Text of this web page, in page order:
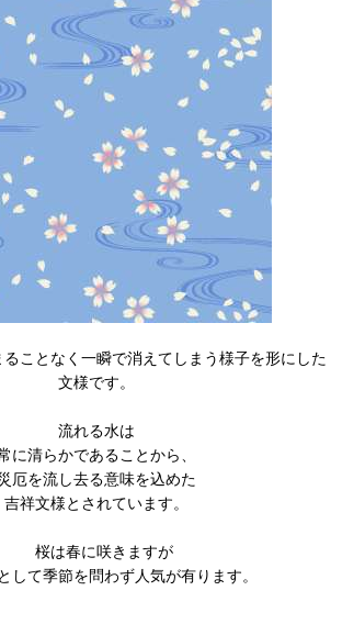
ことなく一瞬で消えてしまう様子を形にした
文様です。
流れる水は
に清らかであることから、
厄を流し去る意味を込めた
吉祥文様とされています。
桜は春に咲きますが
して季節を問わず人気が有ります。